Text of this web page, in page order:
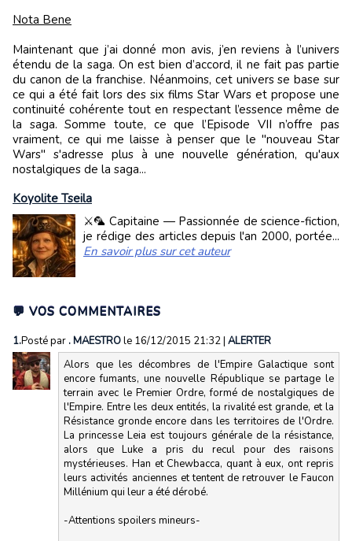
Nota Bene
Maintenant que j’ai donné mon avis, j’en reviens à l’univers
étendu de la saga. On est bien d’accord, il ne fait pas partie
du canon de la franchise. Néanmoins, cet univers se base sur
ce qui a été fait lors des six films Star Wars et propose une
continuité cohérente tout en respectant l’essence même de
la saga. Somme toute, ce que l’Episode VII n’offre pas
vraiment, ce qui me laisse à penser que le "nouveau Star
Wars" s'adresse plus à une nouvelle génération, qu'aux
nostalgiques de la saga...
Koyolite Tseila
⚔️🦜 Capitaine — Passionnée de science-fiction,
je rédige des articles depuis l'an 2000, portée...
En savoir plus sur cet auteur
💬 VOS COMMENTAIRES
1.Posté par . MAESTROle 16/12/2015 21:32| ALERTER
Alors que les décombres de l'Empire Galactique sont
encore fumants, une nouvelle République se partage le
terrain avec le Premier Ordre, formé de nostalgiques de
l'Empire. Entre les deux entités, la rivalité est grande, et la
Résistance gronde encore dans les territoires de l'Ordre.
La princesse Leia est toujours générale de la résistance,
alors que Luke a pris du recul pour des raisons
mystérieuses. Han et Chewbacca, quant à eux, ont repris
leurs activités anciennes et tentent de retrouver le Faucon
Millénium qui leur a été dérobé.
-Attentions spoilers mineurs-